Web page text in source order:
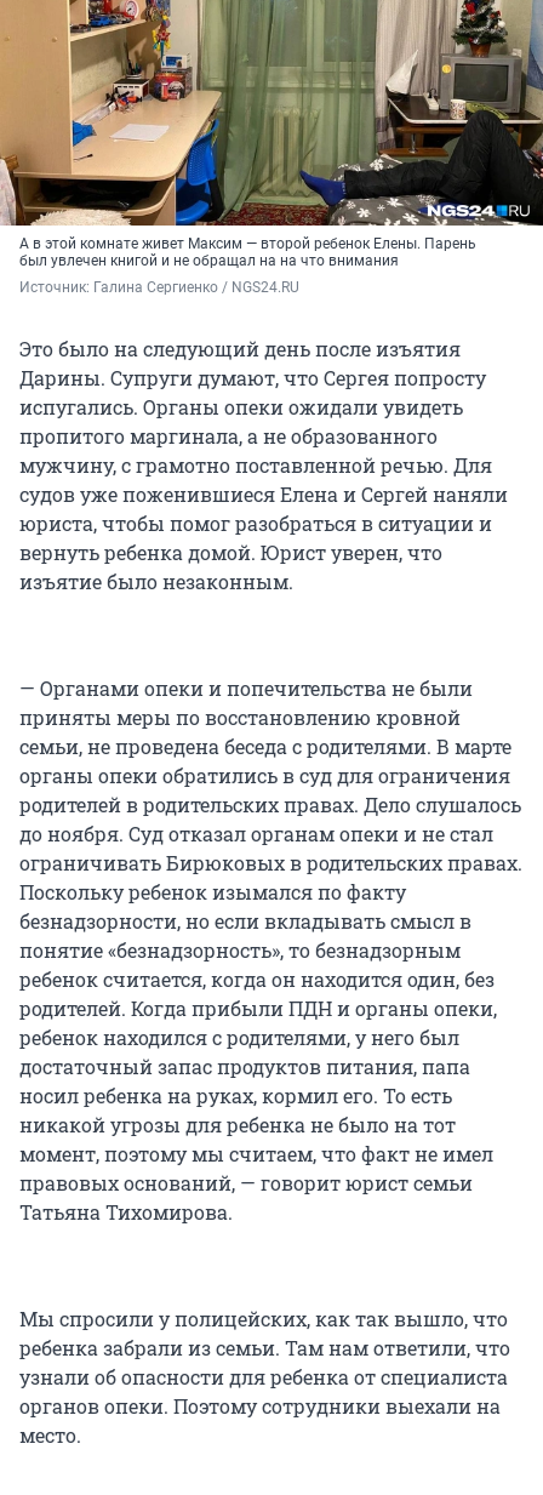
А в этой комнате живет Максим — второй ребенок Елены. Парень
был увлечен книгой и не обращал на на что внимания
Источник: Галина Сергиенко / NGS24.RU
Это было на следующий день после изъятия
Дарины. Супруги думают, что Сергея попросту
испугались. Органы опеки ожидали увидеть
пропитого маргинала, а не образованного
мужчину, с грамотно поставленной речью. Для
судов уже поженившиеся Елена и Сергей наняли
юриста, чтобы помог разобраться в ситуации и
вернуть ребенка домой. Юрист уверен, что
изъятие было незаконным.
— Органами опеки и попечительства не были
приняты меры по восстановлению кровной
семьи, не проведена беседа с родителями. В марте
органы опеки обратились в суд для ограничения
родителей в родительских правах. Дело слушалось
до ноября. Суд отказал органам опеки и не стал
ограничивать Бирюковых в родительских правах.
Поскольку ребенок изымался по факту
безнадзорности, но если вкладывать смысл в
понятие «безнадзорность», то безнадзорным
ребенок считается, когда он находится один, без
родителей. Когда прибыли ПДН и органы опеки,
ребенок находился с родителями, у него был
достаточный запас продуктов питания, папа
носил ребенка на руках, кормил его. То есть
никакой угрозы для ребенка не было на тот
момент, поэтому мы считаем, что факт не имел
правовых оснований, — говорит юрист семьи
Татьяна Тихомирова.
Мы спросили у полицейских, как так вышло, что
ребенка забрали из семьи. Там нам ответили, что
узнали об опасности для ребенка от специалиста
органов опеки. Поэтому сотрудники выехали на
место.